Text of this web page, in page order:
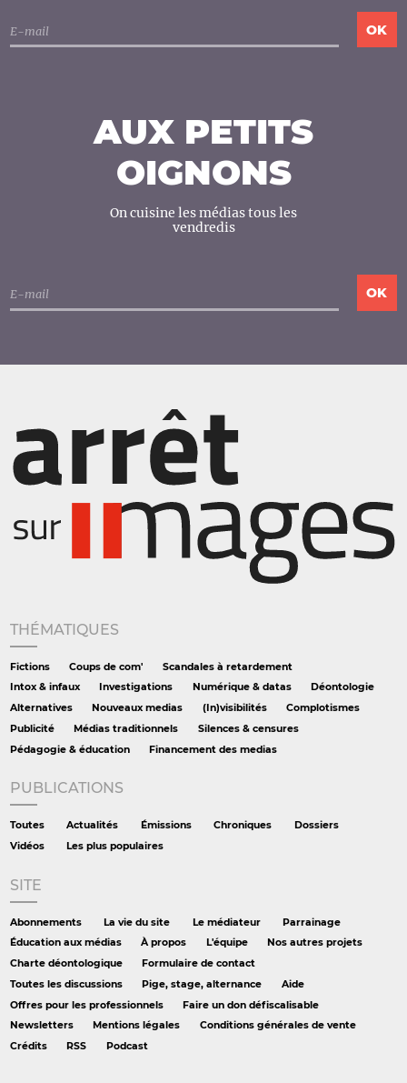
AUX PETITS
OIGNONS
On cuisine les médias tous les
vendredis
THÉMATIQUES
Fictions Coups de com'
Scandales à retardement
Intox & infaux
Investigations Numérique & datas
Déontologie
Alternatives
Nouveaux medias (In)visibilités
Complotismes
Publicité
Médias traditionnels
Silences & censures
Pédagogie & éducation
Financement des medias
PUBLICATIONS
Toutes Actualités Émissions Chroniques
Dossiers
Vidéos
Les plus populaires
SITE
Abonnements La vie du site Le médiateur
Parrainage
Éducation aux médias
À propos L'équipe
Nos autres projets
Charte déontologique
Formulaire de contact
Toutes les discussions
Pige, stage, alternance
Aide
Offres pour les professionnels
Faire un don défiscalisable
Newsletters
Mentions légales
Conditions générales de vente
Crédits
RSS Podcast